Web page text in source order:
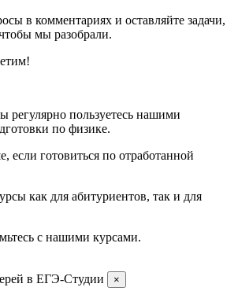
в комментариях и оставляйте задачи,
мы разобрали.
пользуетесь нашими
по физике.
если готовиться по отработанной
как для абитуриентов, так и для
с нашими курсами.
×